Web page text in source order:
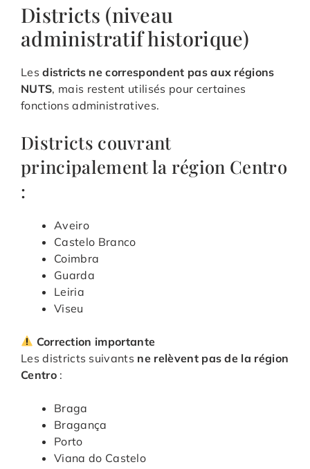
Districts (niveau
administratif historique)
Lesdistricts ne correspondent pas aux régions
NUTS, mais restent utilisés pour certaines
fonctions administratives.
Districts couvrant
principalement la région Centro
:
Aveiro
Castelo Branco
Coimbra
Guarda
Leiria
Viseu
Correction importante
Les districts suivants ne relèvent pas de la région
Centro:
Braga
Bragança
Porto
Viana do Castelo